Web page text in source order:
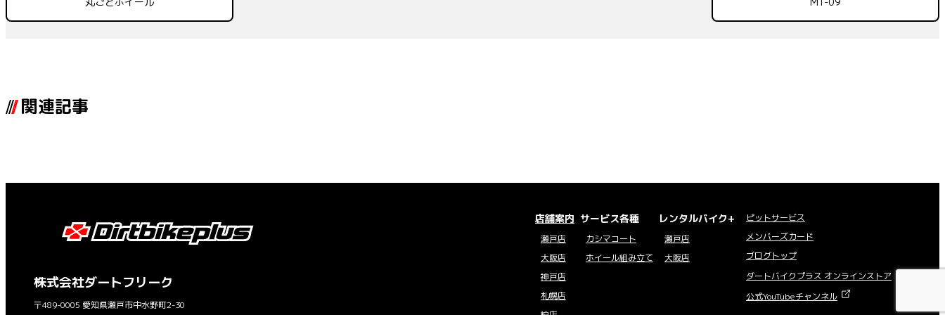
関連記事
株式会社ダートフリーク
〒489-0005 愛知県瀬戸市中水野町2-30
店舗案内
瀬戸店
大阪店
神戸店
札幌店
サービス各種
カシマコート
ホイール組み立て
レンタルバイク+
瀬戸店
大阪店
ピットサービス
メンバーズカード
ブログトップ
ダートバイクプラス オンラインストア
公式YouTubeチャンネル